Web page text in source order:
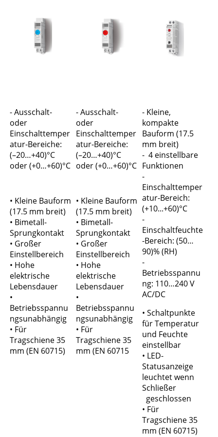
- Ausschalt-
oder
Einschalttemper
atur-Bereiche:
(–20…+40)°C
oder (+0…+60)°C
• Kleine Bauform
(17.5 mm breit)
• Bimetall-
Sprungkontakt
• Großer
Einstellbereich
• Hohe
elektrische
Lebensdauer
•
Betriebsspannu
ngsunabhängig
• Für
Tragschiene 35
mm (EN 60715)
- Ausschalt-
oder
Einschalttemper
atur-Bereiche:
(–20…+40)°C
oder (+0…+60)°C
• Kleine Bauform
(17.5 mm breit)
• Bimetall-
Sprungkontakt
• Großer
Einstellbereich
• Hohe
elektrische
Lebensdauer
•
Betriebsspannu
ngsunabhängig
• Für
Tragschiene 35
mm (EN 60715
- Kleine,
kompakte
Bauform (17.5
mm breit)
- 4 einstellbare
Funktionen
-
Einschalttemper
atur-Bereich:
(+10...+60)°C
-
Einschaltfeuchte
-Bereich: (50…
90)% (RH)
-
Betriebsspannu
ng: 110…240 V
AC/DC
• Schaltpunkte
für Temperatur
und Feuchte
einstellbar
• LED-
Statusanzeige
leuchtet wenn
Schließer
geschlossen
• Für
Tragschiene 35
mm (EN 60715)